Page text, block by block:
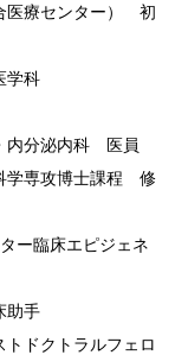
医療センター） 初
学科
内分泌内科 医員
学専攻博士課程 修
ー臨床エピジェネ
助手
ドクトラルフェロ